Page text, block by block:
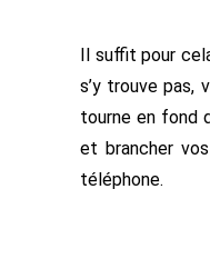
Il suffit pour
s’y trouve pas,
tourne en fond
et brancher
téléphone.